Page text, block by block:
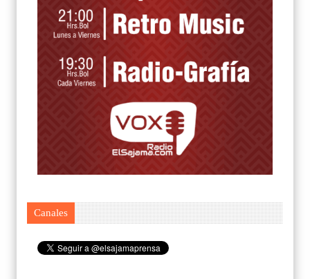
Canales